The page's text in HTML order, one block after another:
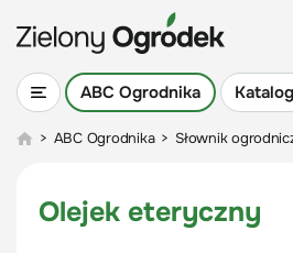
ABC Ogrodnika
> ABC Ogrodnika > Słownik
Olejek eteryczny